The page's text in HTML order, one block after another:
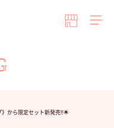
から限定セット新発売‼️🌟